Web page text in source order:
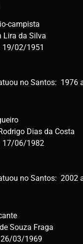
campista
Lira da Silva
19/02/1951
no Santos: 1976
Dias da Costa
17/06/1982
no Santos: 2002
Souza Fraga
03/1969